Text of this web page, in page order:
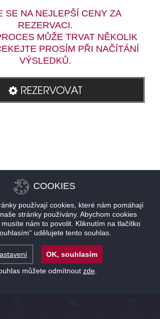
SE NA NEJLEPŠÍ CENY ZA
REZERVACI.
MŮŽE TRVAT NĚKOLIK
PROSÍM PŘI NAČÍTÁNÍ
VÝSLEDKŮ.
REZERVOVAT
COOKIES
používají cookies, které nám pomáhají
stránky používány. Abychom cookies
nám to povolit. Kliknutím na tlačítko
udělujete tento souhlas.
OK, souhlasím
můžete odmítnout zde.